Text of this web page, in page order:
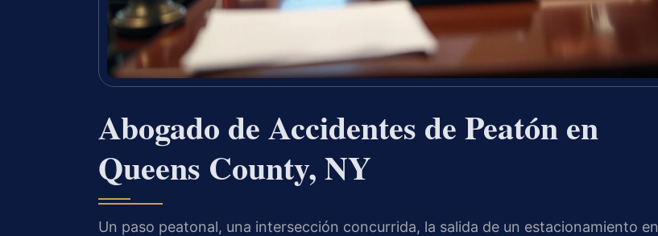
Abogado de Accidentes de Peatón en
Queens County, NY
Un paso peatonal, una intersección concurrida, la salida de un estacionamiento en